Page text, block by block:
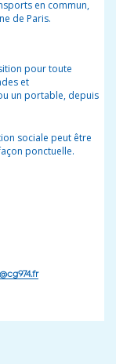
en commun,
de Paris.
pour toute
et
un portable, depuis
sociale peut être
ponctuelle.